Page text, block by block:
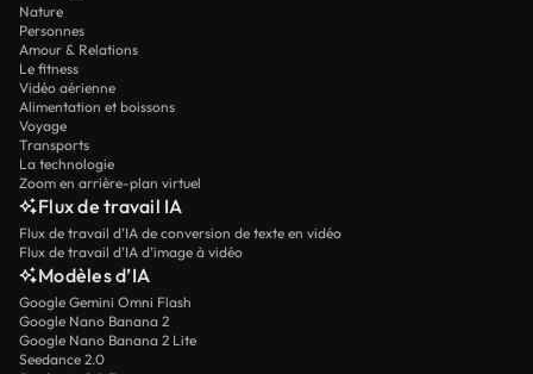
Nature
Personnes
Amour & Relations
Le fitness
Vidéo aérienne
Alimentation et boissons
Voyage
Transports
La technologie
Zoom en arrière-plan virtuel
Flux de travail IA
Flux de travail d’IA de conversion de texte en vidéo
Flux de travail d’IA d’image à vidéo
Modèles d’IA
Google Gemini Omni Flash
Google Nano Banana 2
Google Nano Banana 2 Lite
Seedance 2.0